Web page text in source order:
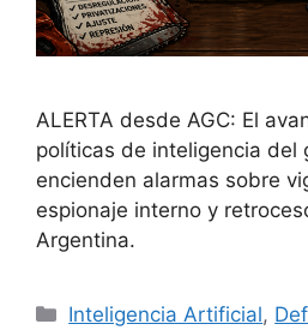
ALERTA desde AGC: El
políticas de inteligencia del
encienden alarmas sobre
espionaje interno y
Argentina.
Inteligencia Artificial,